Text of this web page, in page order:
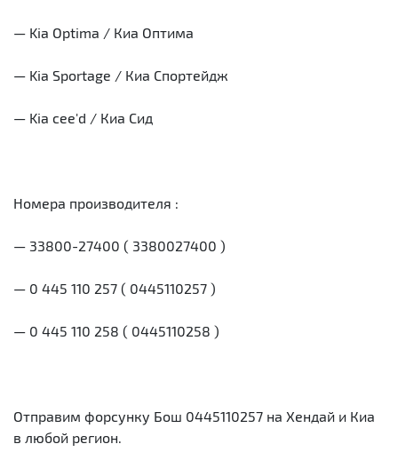
— Kia Optima / Киа Оптима
— Kia Sportage / Киа Спортейдж
— Kia cee'd / Киа Сид
Номера производителя :
— 33800-27400 ( 3380027400 )
— 0 445 110 257 ( 0445110257 )
— 0 445 110 258 ( 0445110258 )
Отправим форсунку Бош 0445110257 на Хендай и Киа
в любой регион.